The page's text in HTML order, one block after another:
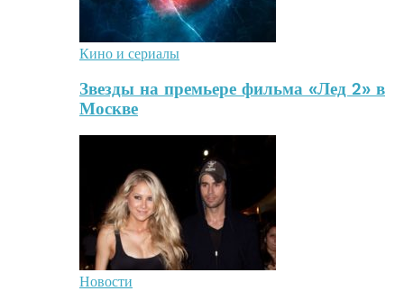
Кино и сериалы
Звезды на премьере фильма «Лед 2» в
Москве
Новости